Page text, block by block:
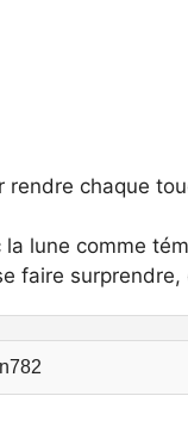
chaque
la lune comme
faire surprendre,